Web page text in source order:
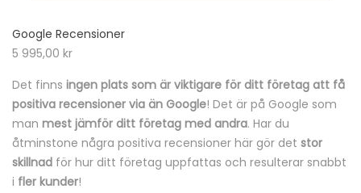
Google Recensioner
5 995,00 kr
Det finns ingen plats som är viktigare för ditt företag att få
positiva recensioner via än Google! Det är på Google som
man mest jämför ditt företag med andra. Har du
åtminstone några positiva recensioner här gör det stor
skillnad för hur ditt företag uppfattas och resulterar snabbt
i fler kunder!